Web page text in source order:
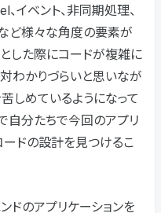
イベント、非同期処理、
ど様々な角度の要素が
した際にコードが複雑に
わかりづらいと思いなが
しめているようになって
自分たちで今回のアプリ
ドの設計を見つけるこ
ドのアプリケーションを